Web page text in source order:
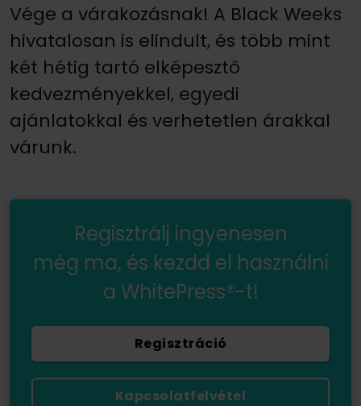
Vége a várakozásnak! A Black Weeks
hivatalosan is elindult, és több mint
két hétig tartó elképesztő
kedvezményekkel, egyedi
ajánlatokkal és verhetetlen árakkal
várunk.
Regisztrálj ingyenesen
még ma, és kezdd el használni
a WhitePress®-t!
Regisztráció
Kapcsolatfelvétel